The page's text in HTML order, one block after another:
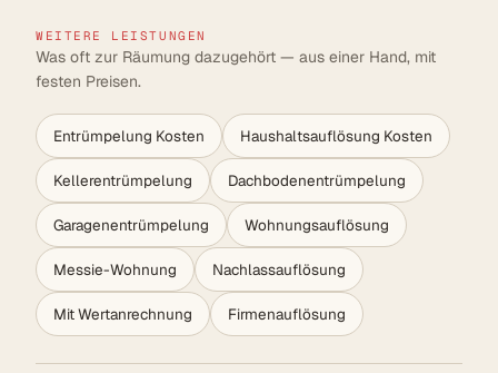
WEITERE LEISTUNGEN
Was oft zur Räumung dazugehört — aus einer Hand, mit
festen Preisen.
Entrümpelung Kosten Haushaltsauflösung Kosten
Kellerentrümpelung Dachbodenentrümpelung
Garagenentrümpelung Wohnungsauflösung
Messie-Wohnung Nachlassauflösung
Mit Wertanrechnung Firmenauflösung